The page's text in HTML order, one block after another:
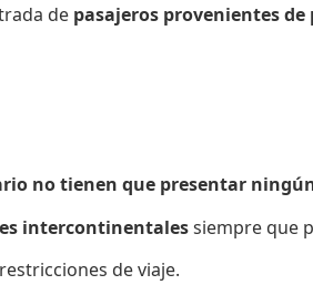
de pasajeros provenientes de
no tienen que presentar
intercontinentalessiempre que
de viaje.